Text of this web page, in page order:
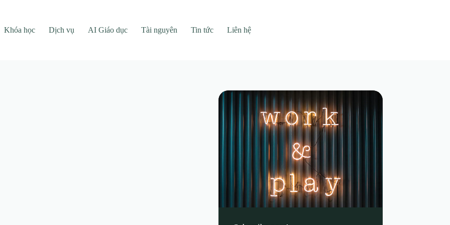
Khóa học Dịch vụ AI Giáo dục Tài nguyên Tin tức Liên hệ